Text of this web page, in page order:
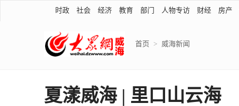
时政 社会 经济 教育 部门 人物专访 财经 房产
首页 > 威海新闻
夏漾威海 | 里口山云海